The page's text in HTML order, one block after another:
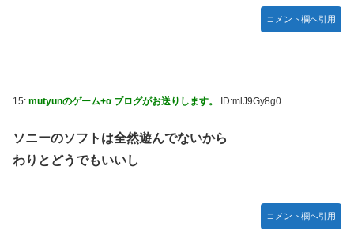
コメント欄へ引用
15: mutyunのゲーム+α ブログがお送りします。 ID:mlJ9Gy8g0
ソニーのソフトは全然遊んでないから
わりとどうでもいいし
コメント欄へ引用